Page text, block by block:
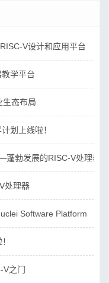
V设计和应用平台
学平台
生态布局
划上线啦！
勃发展的RISC-V处理器
处理器
Software Platform
V之门